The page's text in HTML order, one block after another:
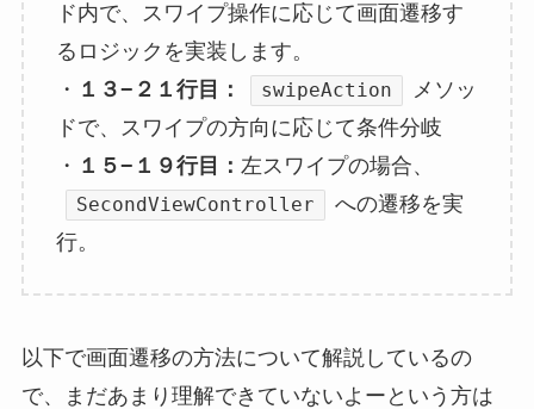
ド内で、スワイプ操作に応じて画面遷移す
るロジックを実装します。
・ １３−２１行目： swipeAction
メソッ
ドで、スワイプの方向に応じて条件分岐
・ １５−１９行目： 左スワイプの場合、
SecondViewController
への遷移を実
行。
以下で画面遷移の方法について解説しているの
で、まだあまり理解できていないよーという方は